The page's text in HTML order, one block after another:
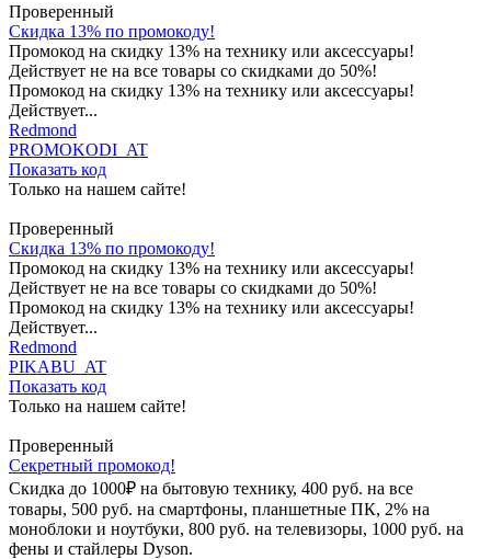
Проверенный
Скидка 13% по промокоду!
Промокод на скидку 13% на технику или аксессуары!
Действует не на все товары со скидками до 50%!
Промокод на скидку 13% на технику или аксессуары!
Действует...
Redmond
PROMOKODI_AT
Показать код
Только на нашем сайте!
Проверенный
Скидка 13% по промокоду!
Промокод на скидку 13% на технику или аксессуары!
Действует не на все товары со скидками до 50%!
Промокод на скидку 13% на технику или аксессуары!
Действует...
Redmond
PIKABU_AT
Показать код
Только на нашем сайте!
Проверенный
Секретный промокод!
Скидка до 1000₽ на бытовую технику, 400 руб. на все
товары, 500 руб. на смартфоны, планшетные ПК, 2% на
моноблоки и ноутбуки, 800 руб. на телевизоры, 1000 руб. на
фены и стайлеры Dyson.